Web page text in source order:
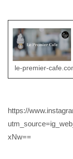
le-premier-
https://
xNw==